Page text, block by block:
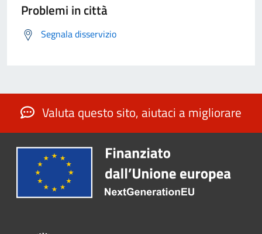
Problemi in città
Segnala disservizio
Valuta questo sito, aiutaci a migliorare